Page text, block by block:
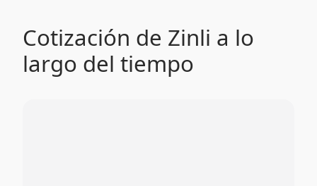
Cotización de Zinli a lo
largo del tiempo